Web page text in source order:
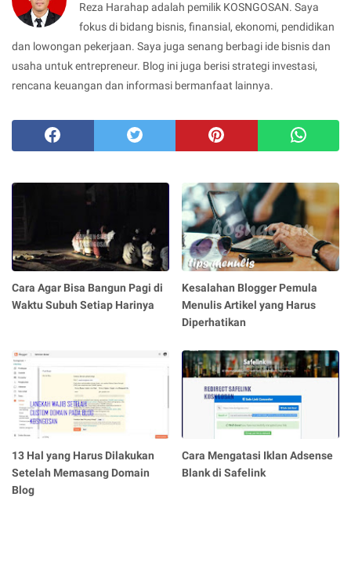
Reza Harahap adalah pemilik KOSNGOSAN. Saya
fokus di bidang bisnis, finansial, ekonomi, pendidikan
dan lowongan pekerjaan. Saya juga senang berbagi ide bisnis dan
usaha untuk entrepreneur. Blog ini juga berisi strategi investasi,
rencana keuangan dan informasi bermanfaat lainnya.
Cara Agar Bisa Bangun Pagi di
Waktu Subuh Setiap Harinya
Kesalahan Blogger Pemula
Menulis Artikel yang Harus
Diperhatikan
13 Hal yang Harus Dilakukan
Setelah Memasang Domain
Blog
Cara Mengatasi Iklan Adsense
Blank di Safelink